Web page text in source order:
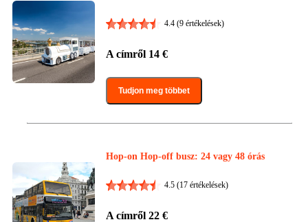
4.4 (9 értékelések)
A címről 14 €
Tudjon meg többet
Hop-on Hop-off busz: 24 vagy 48 órás
4.5 (17 értékelések)
A címről 22 €